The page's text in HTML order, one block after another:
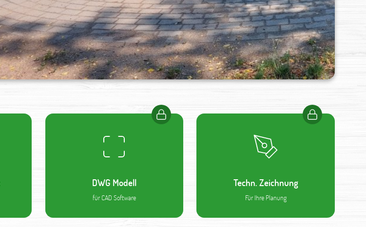
DWG Modell
für CAD Software
Techn. Zeichnung
Für Ihre Planung